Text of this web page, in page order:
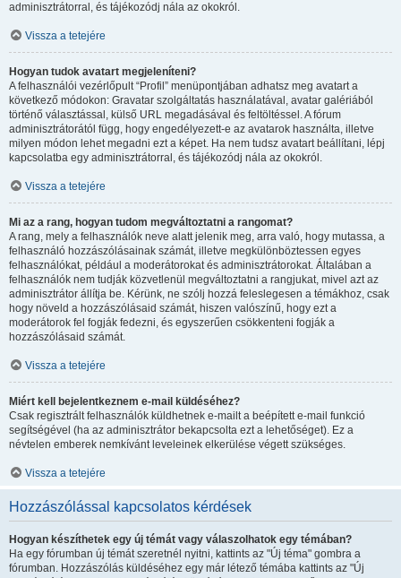
adminisztrátorral, és tájékozódj nála az okokról.
Vissza a tetejére
Hogyan tudok avatart megjeleníteni?
A felhasználói vezérlőpult “Profil” menüpontjában adhatsz meg avatart a
következő módokon: Gravatar szolgáltatás használatával, avatar galériából
történő választással, külső URL megadásával és feltöltéssel. A fórum
adminisztrátorától függ, hogy engedélyezett-e az avatarok használta, illetve
milyen módon lehet megadni ezt a képet. Ha nem tudsz avatart beállítani, lépj
kapcsolatba egy adminisztrátorral, és tájékozódj nála az okokról.
Vissza a tetejére
Mi az a rang, hogyan tudom megváltoztatni a rangomat?
A rang, mely a felhasználók neve alatt jelenik meg, arra való, hogy mutassa, a
felhasználó hozzászólásainak számát, illetve megkülönböztessen egyes
felhasználókat, például a moderátorokat és adminisztrátorokat. Általában a
felhasználók nem tudják közvetlenül megváltoztatni a rangjukat, mivel azt az
adminisztrátor állítja be. Kérünk, ne szólj hozzá feleslegesen a témákhoz, csak
hogy növeld a hozzászólásaid számát, hiszen valószínű, hogy ezt a
moderátorok fel fogják fedezni, és egyszerűen csökkenteni fogják a
hozzászólásaid számát.
Vissza a tetejére
Miért kell bejelentkeznem e-mail küldéséhez?
Csak regisztrált felhasználók küldhetnek e-mailt a beépített e-mail funkció
segítségével (ha az adminisztrátor bekapcsolta ezt a lehetőséget). Ez a
névtelen emberek nemkívánt leveleinek elkerülése végett szükséges.
Vissza a tetejére
Hozzászólással kapcsolatos kérdések
Hogyan készíthetek egy új témát vagy válaszolhatok egy témában?
Ha egy fórumban új témát szeretnél nyitni, kattints az "Új téma" gombra a
fórumban. Hozzászólás küldéséhez egy már létező témába kattints az "Új